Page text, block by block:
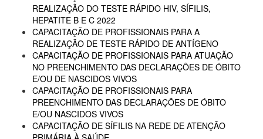
REALIZAÇÃO DO TESTE RÁPIDO HIV, SÍFILIS,
HEPATITE B E C 2022
CAPACITAÇÃO DE PROFISSIONAIS PARA A
REALIZAÇÃO DE TESTE RÁPIDO DE ANTÍGENO
CAPACITAÇÃO DE PROFISSIONAIS PARA ATUAÇÃO
NO PREENCHIMENTO DAS DECLARAÇÕES DE ÓBITO
E/OU DE NASCIDOS VIVOS
CAPACITAÇÃO DE PROFISSIONAIS PARA
PREENCHIMENTO DAS DECLARAÇÕES DE ÓBITO
E/OU NASCIDOS VIVOS
CAPACITAÇÃO DE SÍFILIS NA REDE DE ATENÇÃO